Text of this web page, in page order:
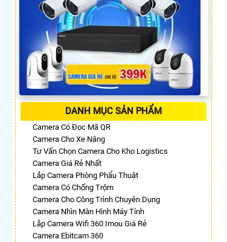
DANH MỤC SẢN PHẨM
Camera Có Đọc Mã QR
Camera Cho Xe Nâng
Tư Vấn Chọn Camera Cho Kho Logistics
Camera Giá Rẻ Nhất
Lắp Camera Phòng Phẩu Thuật
Camera Có Chống Trộm
Camera Cho Công Trình Chuyên Dụng
Camera Nhìn Màn Hình Máy Tính
Lắp Camera Wifi 360 Imou Giá Rẻ
Camera Ebitcam 360